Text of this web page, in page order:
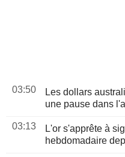
03:50
Les dollars
une pause dans
03:13
L'or s'apprête à
hebdomadaire